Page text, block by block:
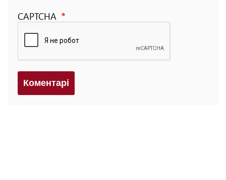
CAPTCHA
Коментарi